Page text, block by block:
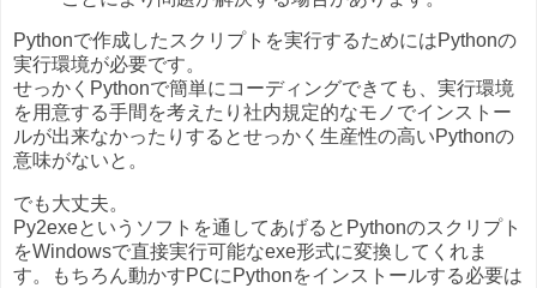
Pythonで作成したスクリプトを実行するためにはPythonの
実行環境が必要です。
せっかくPythonで簡単にコーディングできても、実行環境
を用意する手間を考えたり社内規定的なモノでインストー
ルが出来なかったりするとせっかく生産性の高いPythonの
意味がないと。
でも大丈夫。
Py2exeというソフトを通してあげるとPythonのスクリプト
をWindowsで直接実行可能なexe形式に変換してくれま
す。もちろん動かすPCにPythonをインストールする必要は